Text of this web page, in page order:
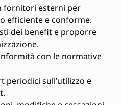
fornitori esterni per
efficiente e conforme.
dei benefit e proporre
con le normative
periodici sull’utilizzo e